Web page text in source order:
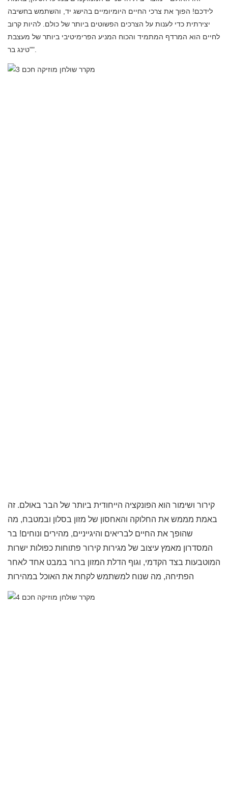
לידכם! הפוך את צרכי החיים היומיומיים בהישג יד, והשתמש בחשיבה
יצירתית כדי לענות על הצרכים הפשוטים ביותר של כולם. להיות קרוב
לחיים הוא המרדף המתמיד והכוח המניע הפרימיטיבי ביותר של מעצבת
"טינג בר".
קירור ושימור הוא הפונקציה הייחודית ביותר של הבר באולם. זה
באמת מממש את החלוקה והאחסון של מזון בסלון ובמטבח, מה
שהופך את החיים לבריאים והיגייניים, מהירים ונוחים! בר
המסדרון מאמץ עיצוב של מגירות קירור פתוחות כפולות ישרות
המוטבעות בצד הקדמי, וגוף הדלת המזון ברור במבט אחד לאחר